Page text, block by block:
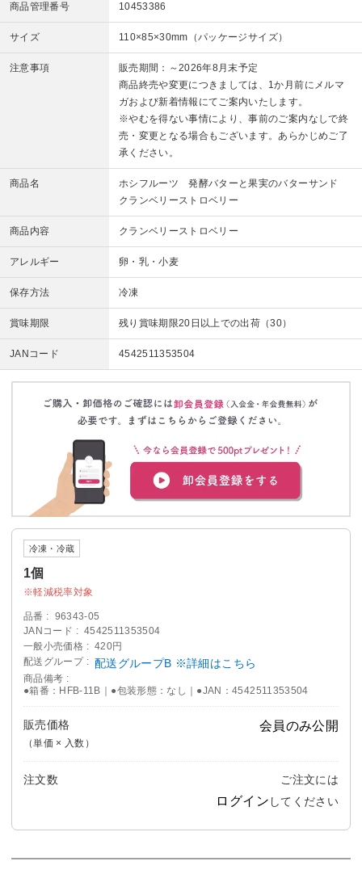
商品管理番号 10453386
サイズ 110×85×30mm（パッケージサイズ）
注意事項
販売期間：～2026年8月末予定
商品終売や変更につきましては、1か月前にメルマ
ガおよび新着情報にてご案内いたします。
※やむを得ない事情により、事前のご案内なしで終
売・変更となる場合もございます。あらかじめご了
承ください。
商品名
ホシフルーツ 発酵バターと果実のバターサンド
クランベリーストロベリー
商品内容 クランベリーストロベリー
アレルギー 卵・乳・小麦
保存方法 冷凍
賞味期限 残り賞味期限20日以上での出荷（30）
JANコード 4542511353504
冷凍・冷蔵
1個
軽減税率対象
品番
96343-05
JANコード
4542511353504
一般小売価格
420円
配送グループ
配送グループB ※詳細はこちら
商品備考
●箱番：HFB-11B｜●包装形態：なし｜●JAN：4542511353504
販売価格
（単価 × 入数）
会員のみ公開
注文数 ご注文には
ログイン してください